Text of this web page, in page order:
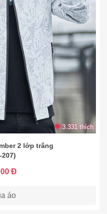
3.331 thích
2 lớp trắng
207)
Đ
áo